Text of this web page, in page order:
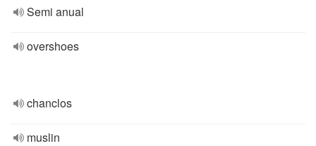
Semi anual
overshoes
chanclos
muslin